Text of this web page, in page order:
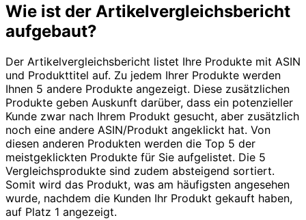
Wie ist der Artikelvergleichsbericht
aufgebaut?
Der Artikelvergleichsbericht listet Ihre Produkte mit ASIN
und Produkttitel auf. Zu jedem Ihrer Produkte werden
Ihnen 5 andere Produkte angezeigt. Diese zusätzlichen
Produkte geben Auskunft darüber, dass ein potenzieller
Kunde zwar nach Ihrem Produkt gesucht, aber zusätzlich
noch eine andere ASIN/Produkt angeklickt hat. Von
diesen anderen Produkten werden die Top 5 der
meistgeklickten Produkte für Sie aufgelistet. Die 5
Vergleichsprodukte sind zudem absteigend sortiert.
Somit wird das Produkt, was am häufigsten angesehen
wurde, nachdem die Kunden Ihr Produkt gekauft haben,
auf Platz 1 angezeigt.